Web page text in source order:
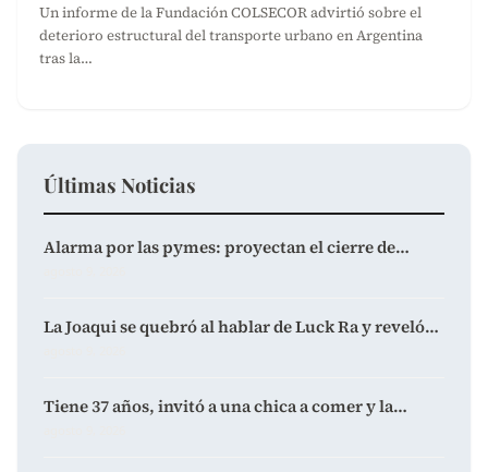
Un informe de la Fundación COLSECOR advirtió sobre el
deterioro estructural del transporte urbano en Argentina
tras la…
Últimas Noticias
Alarma por las pymes: proyectan el cierre de…
La Joaqui se quebró al hablar de Luck Ra y reveló…
Tiene 37 años, invitó a una chica a comer y la…